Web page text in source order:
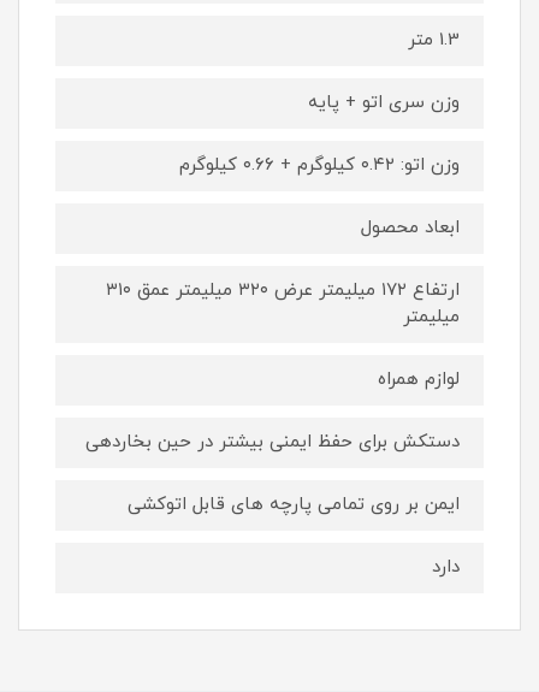
1.3 متر
وزن سری اتو + پایه
وزن اتو: ۰.۴۲ کیلوگرم + ۰.۶۶ کیلوگرم
ابعاد محصول
ارتفاع ۱۷۲ میلیمتر عرض ۳۲۰ میلیمتر عمق ۳۱۰
میلیمتر
لوازم همراه
دستکش برای حفظ ایمنی بیشتر در حین بخاردهی
ایمن بر روی تمامی پارچه های قابل اتوکشی
دارد